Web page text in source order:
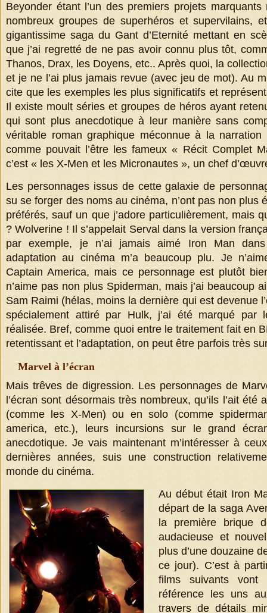
Beyonder étant l’un des premiers projets
nombreux groupes de superhéros et supervilains,
gigantissime saga du Gant d’Eternité mettant en
que j’ai regretté de ne pas avoir connu plus tôt,
Thanos, Drax, les Doyens, etc.. Après quoi, la
et je ne l’ai plus jamais revue (avec jeu de mot). Au
cite que les exemples les plus significatifs et
Il existe moult séries et groupes de héros ayant
qui sont plus anecdotique à leur manière sans
véritable roman graphique méconnue à la
comme pouvait l’être les fameux « Récit Complet
c’est « les X-Men et les Micronautes », un chef
Les personnages issus de cette galaxie de
su se forger des noms au cinéma, n’ont pas non plus
préférés, sauf un que j’adore particulièrement, mais
? Wolverine ! Il s’appelait Serval dans la version
par exemple, je n’ai jamais aimé Iron Man
adaptation au cinéma m’a beaucoup plu. Je
Captain America, mais ce personnage est plutôt
n’aime pas non plus Spiderman, mais j’ai beaucoup
Sam Raimi (hélas, moins la dernière qui est devenue
spécialement attiré par Hulk, j’ai été marqué par
réalisée. Bref, comme quoi entre le traitement fait en
retentissant et l’adaptation, on peut être parfois très
Marvel à l’écran
Mais trêves de digression. Les personnages de
l’écran sont désormais très nombreux, qu’ils l’ait été
(comme les X-Men) ou en solo (comme
america, etc.), leurs incursions sur le grand
anecdotique. Je vais maintenant m’intéresser à
dernières années, suis une construction
monde du cinéma.
Au début était Iron
départ de la saga
la première brique
audacieuse et
plus d’une douzaine
ce jour). C’est à
films suivants vont
référence les uns
travers de détails